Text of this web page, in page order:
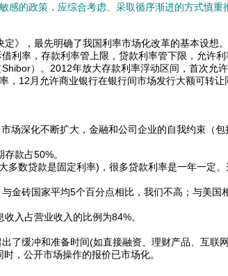
的政策，应综合考虑、采取循序渐进的方式慎重
，最先明确了我国利率市场化改革的基本设想。
率，存款利率管上限，贷款利率管下限，允许利
）。2012年放大存款利率浮动区间，首次允
12月允许商业银行在银行间市场发行大额可转让
深化不断扩大，金融和公司企业的自我约束（包
款占50%。
贷款是固定利率)，很多贷款利率是一年一定。
砖国家平均5个百分点相比，我们不高；与美国
占营业收入的比例为84%。
缓冲和准备时间(如直接融资、理财产品、互联网
公开市场操作的报价已市场化。